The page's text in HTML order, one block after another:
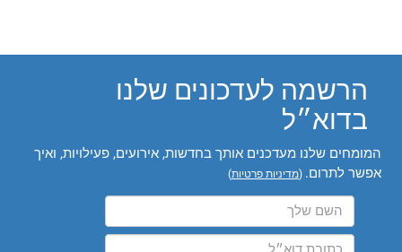
הרשמה לעדכונים שלנו
בדוא״ל
המומחים שלנו מעדכנים אותך בחדשות, אירועים, פעילויות, ואיך
אפשר לתרום. (מדיניות פרטיות)